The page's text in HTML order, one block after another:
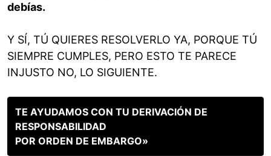
debías.
Y SÍ, TÚ QUIERES RESOLVERLO YA, PORQUE TÚ
SIEMPRE CUMPLES, PERO ESTO TE PARECE
INJUSTO NO, LO SIGUIENTE.
TE AYUDAMOS CON TU DERIVACIÓN DE
RESPONSABILIDAD
POR ORDEN DE EMBARGO»